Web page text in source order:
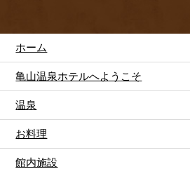
ホーム
亀山温泉ホテルへようこそ
温泉
お料理
館内施設